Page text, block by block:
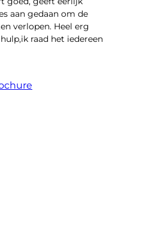
aan gedaan om de
verlopen. Heel erg
raad het iedereen